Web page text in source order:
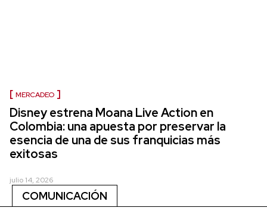
MERCADEO
Disney estrena Moana Live Action en
Colombia: una apuesta por preservar la
esencia de una de sus franquicias más
exitosas
julio 14, 2026
COMUNICACIÓN